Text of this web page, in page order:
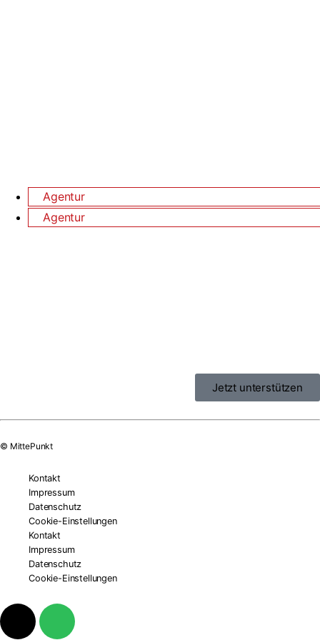
Agentur→
Agentur→
Jetzt unterstützen
© MittePunkt
Kontakt
Impressum
Datenschutz
Cookie-Einstellungen
Kontakt
Impressum
Datenschutz
Cookie-Einstellungen